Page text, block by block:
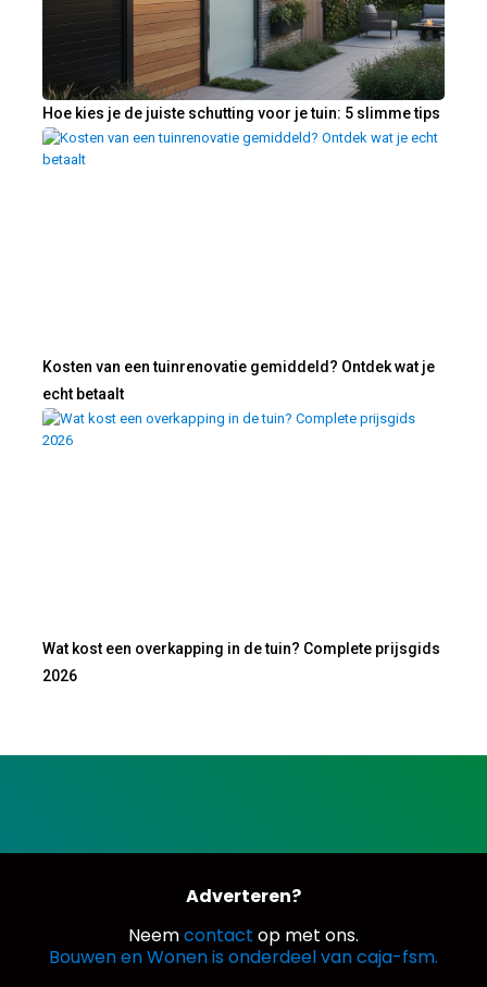
Hoe kies je de juiste schutting voor je tuin: 5 slimme tips
Kosten van een tuinrenovatie gemiddeld? Ontdek wat je
echt betaalt
Wat kost een overkapping in de tuin? Complete prijsgids
2026
Adverteren?
Neemcontact op met ons.
Bouwen en Wonen is onderdeel van caja-fsm.